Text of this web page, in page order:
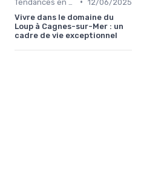
12/06/2025
Vivre dans le domaine du
Loup à Cagnes-sur-Mer : un
cadre de vie exceptionnel